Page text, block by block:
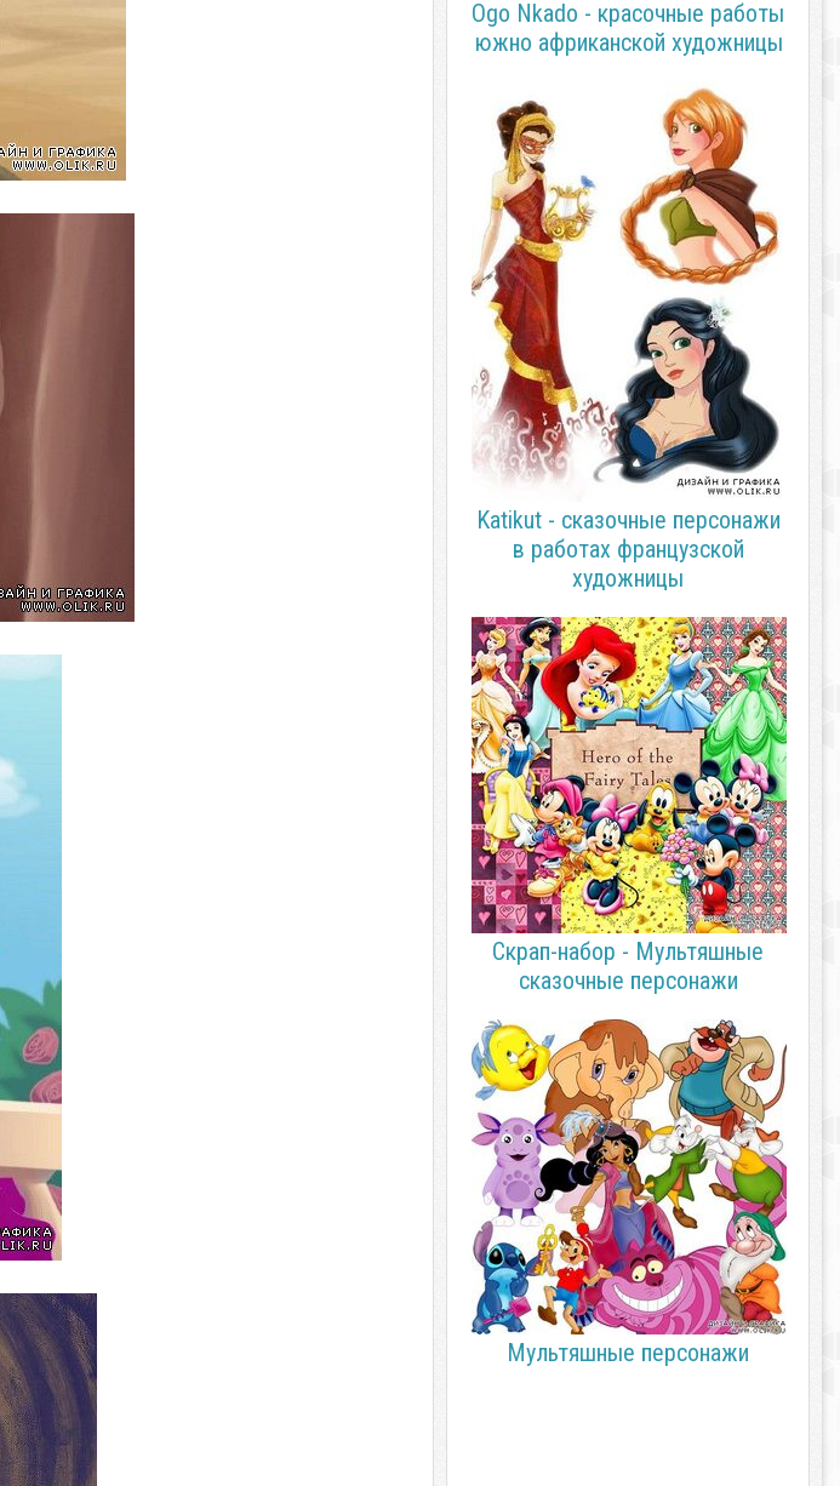
Ogo Nkado - красочные работы
южно африканской художницы
Katikut - сказочные персонажи
в работах французской
художницы
Скрап-набор - Мультяшные
сказочные персонажи
Мультяшные персонажи